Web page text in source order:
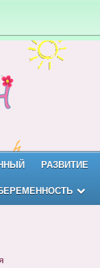
РАЗВИТИЕ